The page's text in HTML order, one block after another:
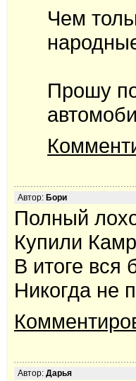
Чем
Прошу
Автор: Бори
Полный
Купили
В итоге вся
Никогда не
Автор: Дарья